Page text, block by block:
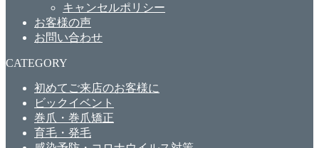
キャンセルポリシー
お客様の声
お問い合わせ
CATEGORY
初めてご来店のお客様に
ビックイベント
巻爪・巻爪矯正
育毛・発毛